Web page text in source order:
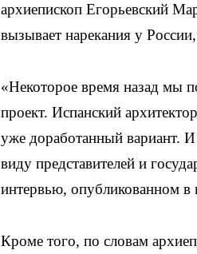
архиепископ Егорьевский
вызывает нарекания у
«Некоторое время назад мы
проект. Испанский
уже доработанный вариант.
виду представителей и
интервью, опубликованном в
Кроме того, по словам